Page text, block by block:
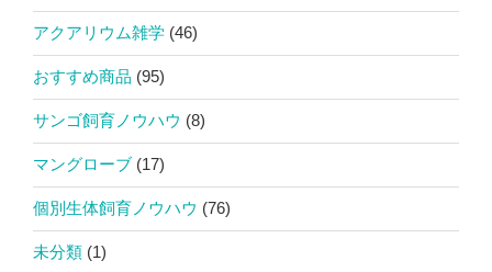
アクアリウム雑学 (46)
おすすめ商品 (95)
サンゴ飼育ノウハウ (8)
マングローブ (17)
個別生体飼育ノウハウ (76)
未分類 (1)